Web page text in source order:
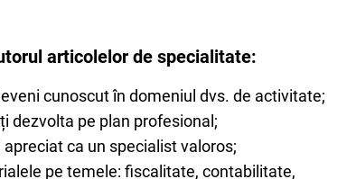
articolelor de specialitate:
cunoscut în domeniul dvs. de activitate;
dezvolta pe plan profesional;
apreciat ca un specialist valoros;
pe temele: fiscalitate, contabilitate,